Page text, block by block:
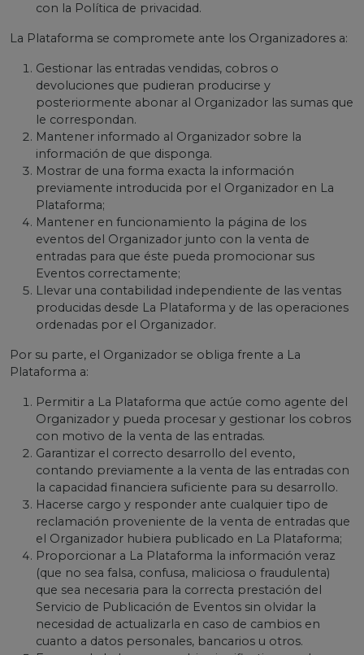
con la Política de privacidad.
La Plataforma se compromete ante los Organizadores a:
Gestionar las entradas vendidas, cobros o
devoluciones que pudieran producirse y
posteriormente abonar al Organizador las sumas que
le correspondan.
Mantener informado al Organizador sobre la
información de que disponga.
Mostrar de una forma exacta la información
previamente introducida por el Organizador en La
Plataforma;
Mantener en funcionamiento la página de los
eventos del Organizador junto con la venta de
entradas para que éste pueda promocionar sus
Eventos correctamente;
Llevar una contabilidad independiente de las ventas
producidas desde La Plataforma y de las operaciones
ordenadas por el Organizador.
Por su parte, el Organizador se obliga frente a La
Plataforma a:
Permitir a La Plataforma que actúe como agente del
Organizador y pueda procesar y gestionar los cobros
con motivo de la venta de las entradas.
Garantizar el correcto desarrollo del evento,
contando previamente a la venta de las entradas con
la capacidad financiera suficiente para su desarrollo.
Hacerse cargo y responder ante cualquier tipo de
reclamación proveniente de la venta de entradas que
el Organizador hubiera publicado en La Plataforma;
Proporcionar a La Plataforma la información veraz
(que no sea falsa, confusa, maliciosa o fraudulenta)
que sea necesaria para la correcta prestación del
Servicio de Publicación de Eventos sin olvidar la
necesidad de actualizarla en caso de cambios en
cuanto a datos personales, bancarios u otros.